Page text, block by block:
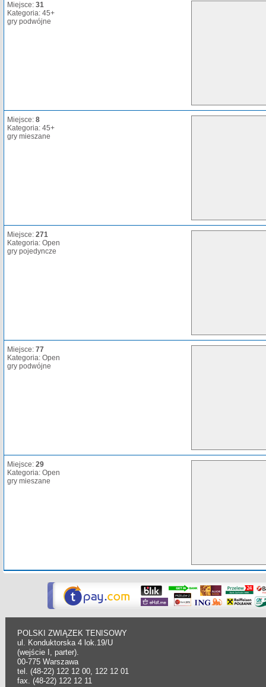
Miejsce: 31
Kategoria: 45+
gry podwójne
Miejsce: 8
Kategoria: 45+
gry mieszane
Miejsce: 271
Kategoria: Open
gry pojedyncze
Miejsce: 77
Kategoria: Open
gry podwójne
Miejsce: 29
Kategoria: Open
gry mieszane
POLSKI ZWIĄZEK TENISOWY
ul. Konduktorska 4 lok.19/U
(wejście I, parter).
00-775 Warszawa
tel. (48-22) 122 12 00, 122 12 01
fax. (48-22) 122 12 11